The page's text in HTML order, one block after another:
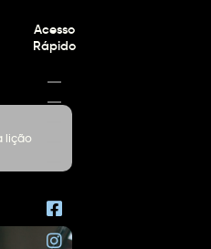
Acesso
Rápido
lição